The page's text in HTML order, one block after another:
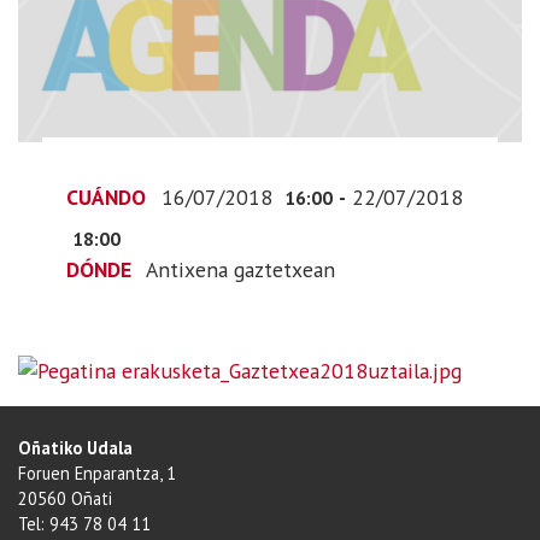
16T18:00:00+02:00
07-
CUÁNDO 16/07/2018 16:00 - 22/07/2018
18:00
DÓNDE Antixena gaztetxean
Oñatiko Udala
Foruen Enparantza, 1
20560 Oñati
Tel: 943 78 04 11